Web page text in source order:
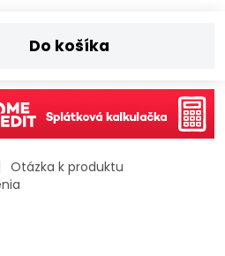
Do košíka
Otázka k produktu